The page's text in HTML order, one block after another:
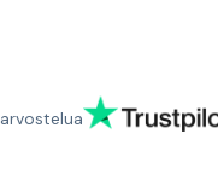
arvostelua